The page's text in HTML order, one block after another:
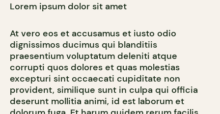
Lorem ipsum dolor sit amet
At vero eos et accusamus et iusto odio
dignissimos ducimus qui blanditiis
praesentium voluptatum deleniti atque
corrupti quos dolores et quas molestias
excepturi sint occaecati cupiditate non
provident, similique sunt in culpa qui officia
deserunt mollitia animi, id est laborum et